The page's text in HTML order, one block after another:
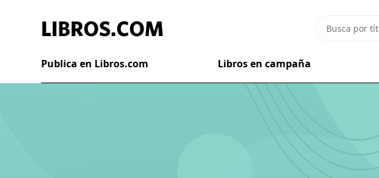
Publica en Libros.com Libros en campaña